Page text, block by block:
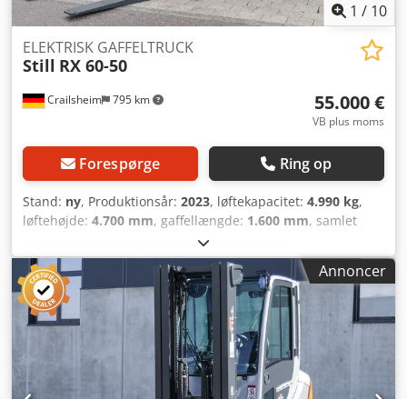
1 / 10
Crailsheim 795 km
ELEKTRISK GAFFELTRUCK
Still RX 60-50
55.000 €
VB plus moms
Forespørge Ring op
Stand: ny, Produktionsår: 2023, løftekapacitet: 4.990 kg,
løftehøjde: 4.700 mm, gaffellængde: 1.600 mm, samlet
, - Betjening Sædeenhed - Lastcenter
mm 525 mm - Akselbelastning med last for/bag kg
11.475/1.283 - Akselbelastning uden last for/bag kg
3.814/3.954 - Dæk Superelastisk - Sporvidde for/bag mm
1.104/932 - Masttilt forover/baglæns α/β ° 7/5 - Sædehøjde
målt fra SIP (lav variant) mm 1.342 - Arbejdsgangsbredde
ved palle 1.000 x 1.200 tvær mm 4.370 -
Arbejdsgangsbredde ved palle 800 x 1.200 længde mm
4.570 - Venderradius 2.645 mm - Mindste
Annoncer